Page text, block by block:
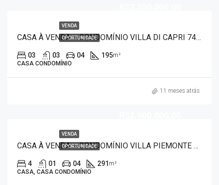
VENDA
OPORTUNIDADE CASA À VENDA – CONDOMÍNIO VILLA DI CAPRI 7459
03 03 04 195m²
CASA CONDOMÍNIO
11 meses atrás
VENDA
OPORTUNIDADE CASA À VENDA – CONDOMÍNIO VILLA PIEMONTE 7442
4 01 04 291 m²
CASA, CASA CONDOMÍNIO